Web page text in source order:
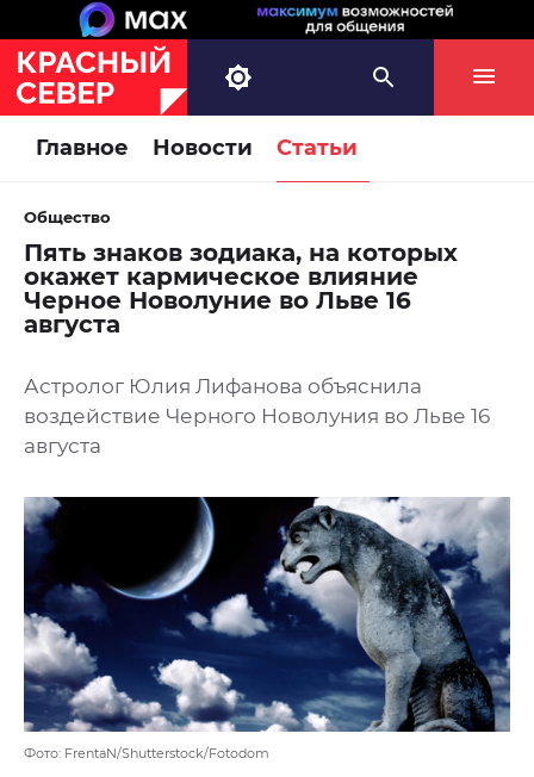
Главное Новости Статьи
Общество
Пять знаков зодиака, на которых
окажет кармическое влияние
Черное Новолуние во Льве 16
августа
Астролог Юлия Лифанова объяснила
воздействие Черного Новолуния во Льве 16
августа
Фото: FrentaN/Shutterstock/Fotodom